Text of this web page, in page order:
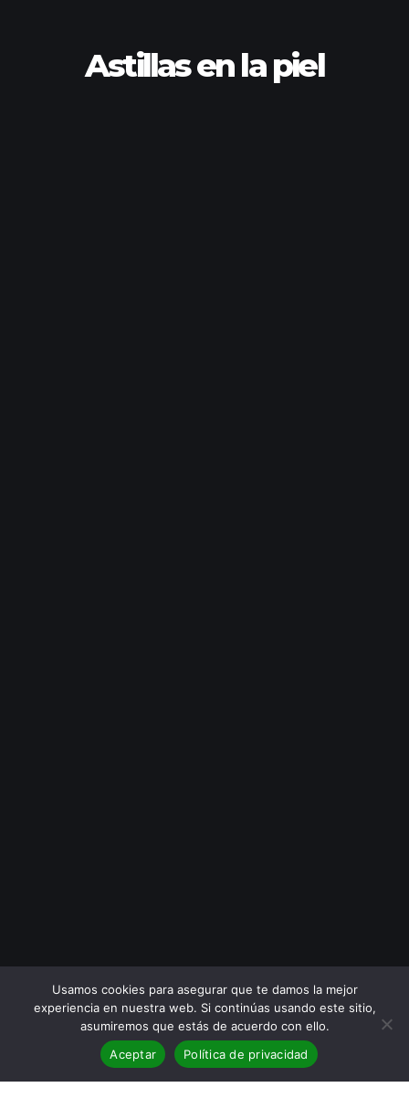
Astillas en la piel
Usamos cookies para asegurar que te damos la mejor
experiencia en nuestra web. Si continúas usando este sitio,
asumiremos que estás de acuerdo con ello.
Aceptar
Política de privacidad